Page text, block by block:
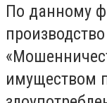
По данному
имуществом